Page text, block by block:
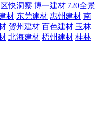
区快洞察 博一建材 720全景
材 东莞建材 惠州建材 南
贺州建材 百色建材 玉林
北海建材 梧州建材 桂林